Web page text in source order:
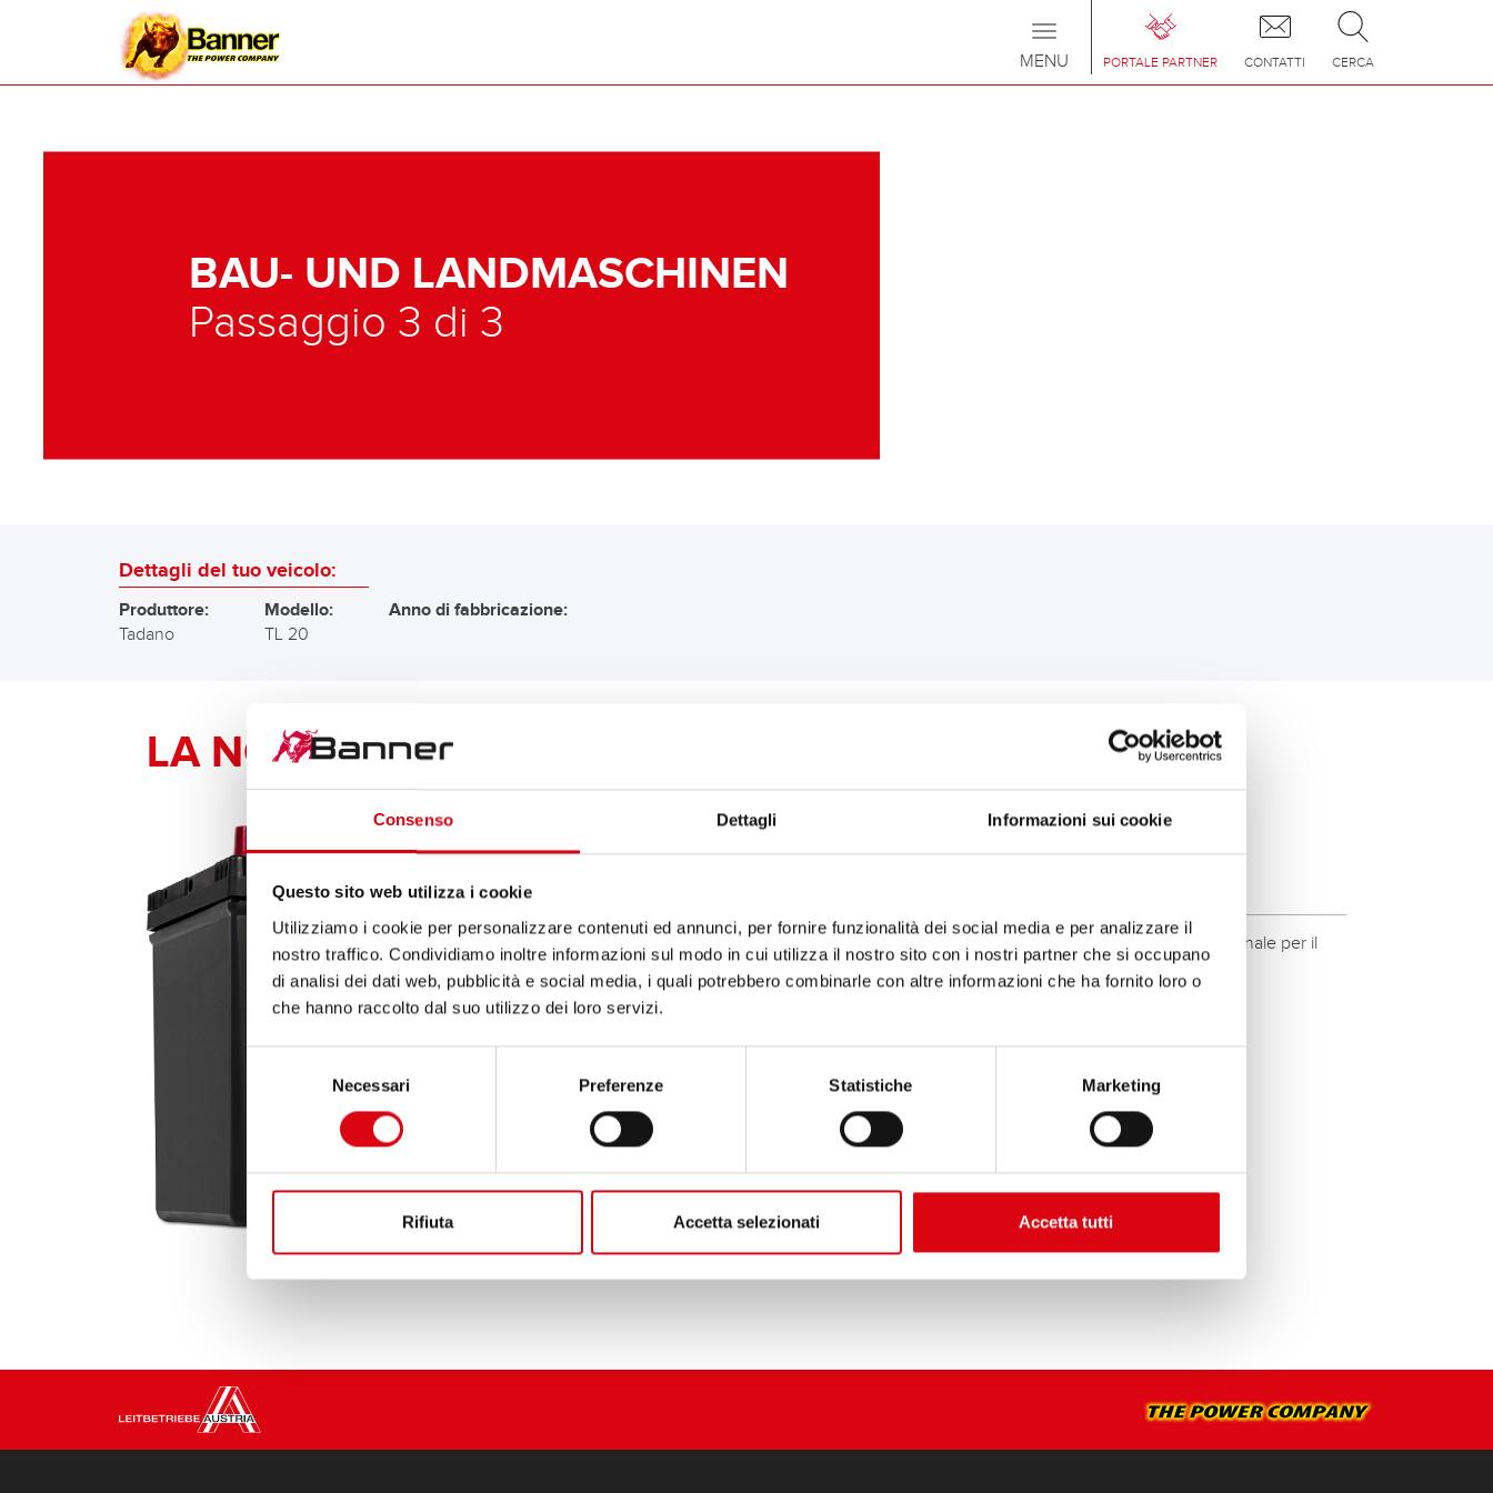
Consenso Dettagli Informazioni sui cookie
Questo sito web utilizza i cookie
Utilizziamo i cookie per personalizzare contenuti ed annunci, per fornire funzionalità dei social media e per analizzare il
nostro traffico. Condividiamo inoltre informazioni sul modo in cui utilizza il nostro sito con i nostri partner che si occupano
di analisi dei dati web, pubblicità e social media, i quali potrebbero combinarle con altre informazioni che ha fornito loro o
che hanno raccolto dal suo utilizzo dei loro servizi.
Necessari Preferenze Statistiche Marketing
Rifiuta Accetta selezionati Accetta tutti
PORTALE PARTNER CONTATTI CERCA
Toggle
navigation
MENU
BAU- UND LANDMASCHINEN
Passaggio 3 di 3
Dettagli del tuo veicolo:
Produttore:
Tadano
Modello:
TL 20
Anno di fabbricazione:
LA NOSTRA RACCOMANDAZIONE Banner PER TE:
Il fiore all'occhiello della qualità del marchio Banner. Qualità originale per il
retrofitting (OE).
Acquista questa batteria: